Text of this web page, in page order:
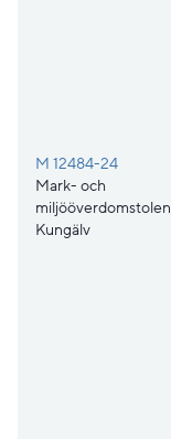
M 12484-24
Mark- och
miljööverdomstolen
Kungälv